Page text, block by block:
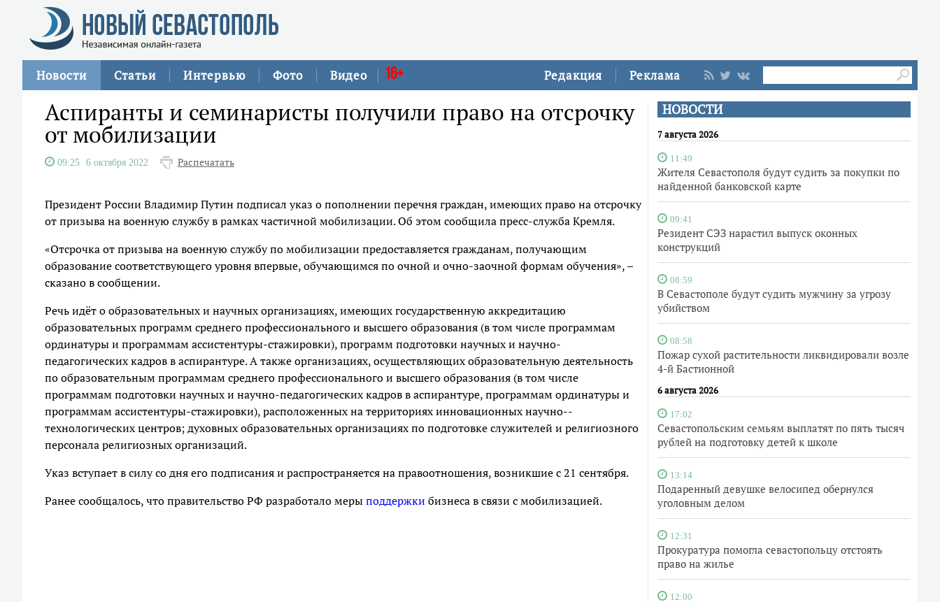
Редакция Реклама
Новости Статьи Интервью Фото Видео 16+
НОВОСТИ
7 августа 2026
11:49
Жителя Севастополя будут судить за покупки по
найденной банковской карте
09:41
Резидент СЭЗ нарастил выпуск оконных
конструкций
08:59
В Севастополе будут судить мужчину за угрозу
убийством
08:58
Пожар сухой растительности ликвидировали возле
4-й Бастионной
6 августа 2026
17:02
Севастопольским семьям выплатят по пять тысяч
рублей на подготовку детей к школе
13:14
Подаренный девушке велосипед обернулся
уголовным делом
12:31
Прокуратура помогла севастопольцу отстоять
право на жилье
12:00
Аспиранты и семинаристы получили право на отсрочку
от мобилизации
09:25 6 октября 2022 Распечатать
Президент России Владимир Путин подписал указ о пополнении перечня граждан, имеющих право на отсрочку
от призыва на военную службу в рамках частичной мобилизации. Об этом сообщила пресс-служба Кремля.
«Отсрочка от призыва на военную службу по мобилизации предоставляется гражданам, получающим
образование соответствующего уровня впервые, обучающимся по очной и очно-заочной формам обучения», –
сказано в сообщении.
Речь идёт о образовательных и научных организациях, имеющих государственную аккредитацию
образовательных программ среднего профессионального и высшего образования (в том числе программам
ординатуры и программам ассистентуры-стажировки), программ подготовки научных и научно-
педагогических кадров в аспирантуре. А также организациях, осуществляющих образовательную деятельность
по образовательным программам среднего профессионального и высшего образования (в том числе
программам подготовки научных и научно-педагогических кадров в аспирантуре, программам ординатуры и
программам ассистентуры-стажировки), расположенных на территориях инновационных научно-­
технологических центров; духовных образовательных организациях по подготовке служителей и религиозного
персонала религиозных организаций.
Указ вступает в силу со дня его подписания и распространяется на правоотношения, возникшие с 21 сентября.
Ранее сообщалось, что правительство РФ разработало мерыподдержки бизнеса в связи с мобилизацией.